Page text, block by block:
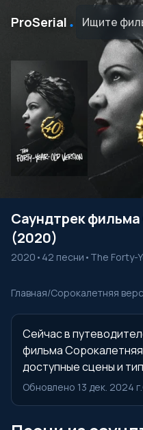
ProSerial ․
Саундтрек
(2020)
2020 • 42 песни • The Forty-
Главная/Сорокалетняя
Сейчас в
фильма
доступные сцены и
Обновлено 13 дек. 2024 г.